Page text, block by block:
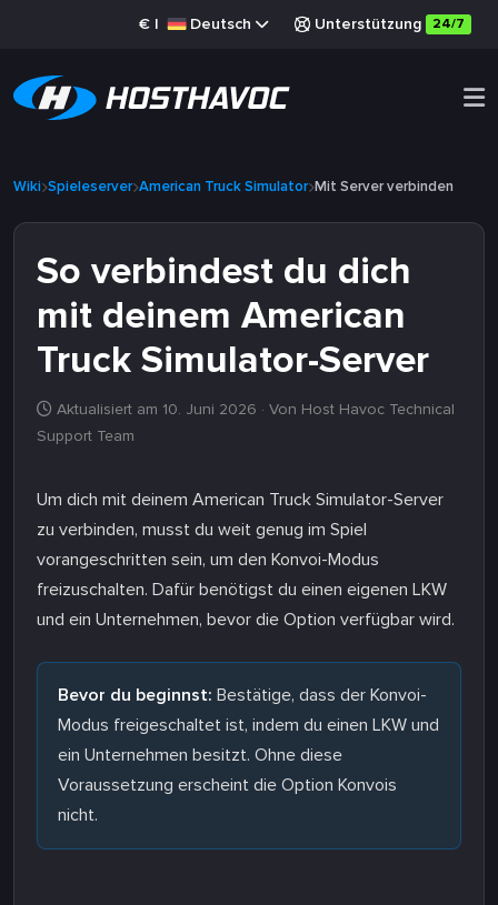
€ | Deutsch Unterstützung 24/7
Wiki Spieleserver American Truck Simulator Mit Server verbinden
So verbindest du dich
mit deinem American
Truck Simulator-Server
Aktualisiert am 10. Juni 2026 · Von Host Havoc Technical
Support Team
Um dich mit deinem American Truck Simulator-Server
zu verbinden, musst du weit genug im Spiel
vorangeschritten sein, um den Konvoi-Modus
freizuschalten. Dafür benötigst du einen eigenen LKW
und ein Unternehmen, bevor die Option verfügbar wird.
Bevor du beginnst: Bestätige, dass der Konvoi-
Modus freigeschaltet ist, indem du einen LKW und
ein Unternehmen besitzt. Ohne diese
Voraussetzung erscheint die Option Konvois
nicht.